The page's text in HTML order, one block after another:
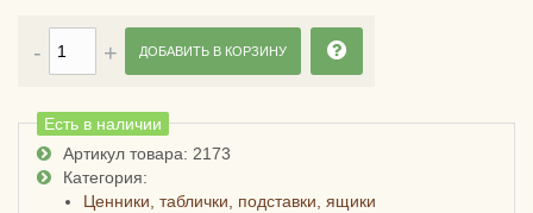
Есть в наличии
Артикул товара: 2173
Категория:
Ценники, таблички, подставки, ящики
ДОБАВИТЬ В КОРЗИНУ